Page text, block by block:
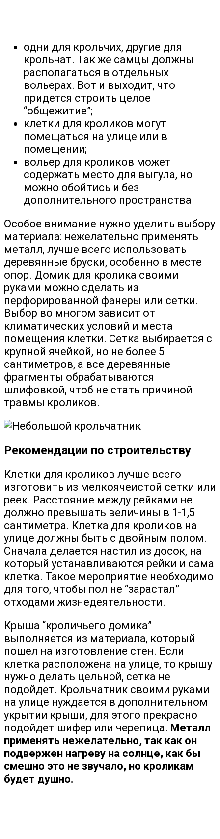
одни для крольчих, другие для
крольчат. Так же самцы должны
располагаться в отдельных
вольерах. Вот и выходит, что
придется строить целое
“общежитие”;
клетки для кроликов могут
помещаться на улице или в
помещении;
вольер для кроликов может
содержать место для выгула, но
можно обойтись и без
дополнительного пространства.
Особое внимание нужно уделить выбору
материала: нежелательно применять
металл, лучше всего использовать
деревянные бруски, особенно в месте
опор. Домик для кролика своими
руками можно сделать из
перфорированной фанеры или сетки.
Выбор во многом зависит от
климатических условий и места
помещения клетки. Сетка выбирается с
крупной ячейкой, но не более 5
сантиметров, а все деревянные
фрагменты обрабатываются
шлифовкой, чтоб не стать причиной
травмы кроликов.
Рекомендации по строительству
Клетки для кроликов лучше всего
изготовить из мелкоячеистой сетки или
реек. Расстояние между рейками не
должно превышать величины в 1-1,5
сантиметра. Клетка для кроликов на
улице должны быть с двойным полом.
Сначала делается настил из досок, на
который устанавливаются рейки и сама
клетка. Такое мероприятие необходимо
для того, чтобы пол не “зарастал”
отходами жизнедеятельности.
Крыша “кроличьего домика”
выполняется из материала, который
пошел на изготовление стен. Если
клетка расположена на улице, то крышу
нужно делать цельной, сетка не
подойдет. Крольчатник своими руками
на улице нуждается в дополнительном
укрытии крыши, для этого прекрасно
подойдет шифер или черепица. Металл
применять нежелательно, так как он
подвержен нагреву на солнце, как бы
смешно это не звучало, но кроликам
будет душно.